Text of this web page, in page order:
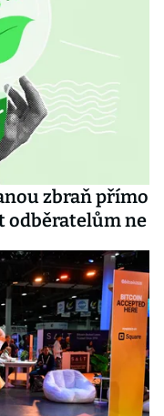
zbraň přímo
odběratelům ne